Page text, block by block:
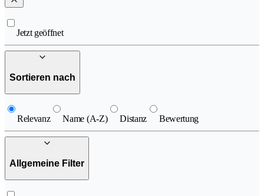
Jetzt geöffnet
Sortieren nach
Relevanz Name (A-Z) Distanz Bewertung
Allgemeine Filter